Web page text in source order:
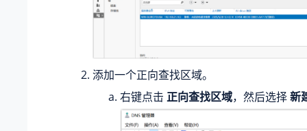
添加一个正向查找区域。
右键点击 正向查找区域，然后选择新